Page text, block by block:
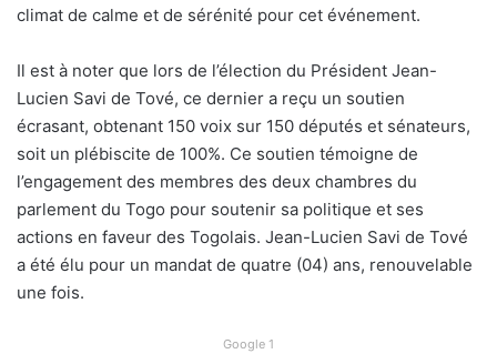
climat de calme et de sérénité pour cet événement.
Il est à noter que lors de l’élection du Président Jean-
Lucien Savi de Tové, ce dernier a reçu un soutien
écrasant, obtenant 150 voix sur 150 députés et sénateurs,
soit un plébiscite de 100%. Ce soutien témoigne de
l’engagement des membres des deux chambres du
parlement du Togo pour soutenir sa politique et ses
actions en faveur des Togolais. Jean-Lucien Savi de Tové
a été élu pour un mandat de quatre (04) ans, renouvelable
une fois.
Google 1